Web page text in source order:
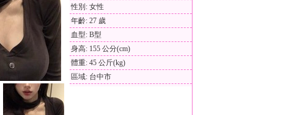
性別: 女性
年齡: 27 歲
血型: B型
身高: 155 公分(cm)
體重: 45 公斤(kg)
區域: 台中市